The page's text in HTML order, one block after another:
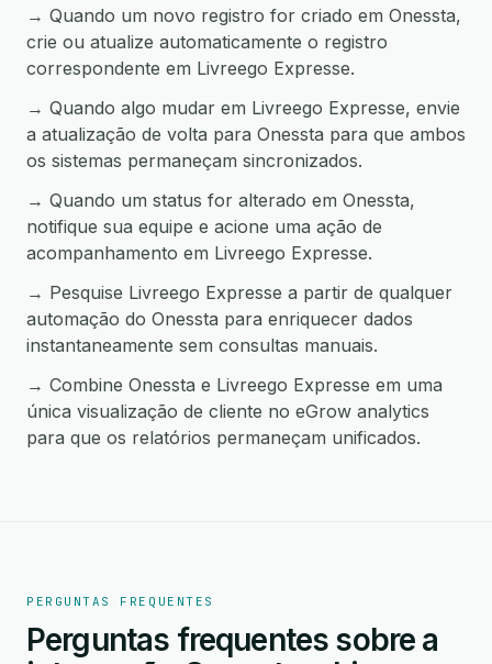
→ Quando um novo registro for criado em Onessta,
crie ou atualize automaticamente o registro
correspondente em Livreego Expresse.
→ Quando algo mudar em Livreego Expresse, envie
a atualização de volta para Onessta para que ambos
os sistemas permaneçam sincronizados.
→ Quando um status for alterado em Onessta,
notifique sua equipe e acione uma ação de
acompanhamento em Livreego Expresse.
→ Pesquise Livreego Expresse a partir de qualquer
automação do Onessta para enriquecer dados
instantaneamente sem consultas manuais.
→ Combine Onessta e Livreego Expresse em uma
única visualização de cliente no eGrow analytics
para que os relatórios permaneçam unificados.
PERGUNTAS FREQUENTES
Perguntas frequentes sobre a